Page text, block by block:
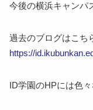
今後の横浜キャン
過去のブログはこち
https://
ID学園のHPには色